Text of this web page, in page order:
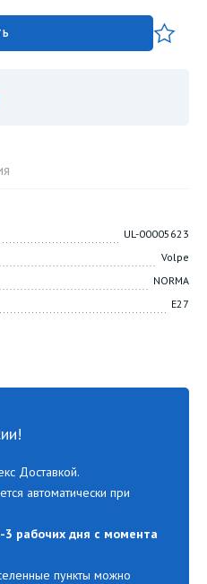
UL-00005623
Volpe
NORMA
E27
Доставкой.
автоматически при
3 рабочих дня с момента
пункты можно